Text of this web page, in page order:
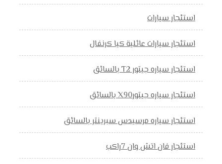
استئجار سيارات
استئجار سيارات عائلية كيا كرنفال
استئجار سياره جيتور T2 بالسائق
استئجار سياره جيتورX90 بالسائق
استئجار سياره مرسيدس سبرينتر بالسائق
استئجار فان اتش وان 7راكب